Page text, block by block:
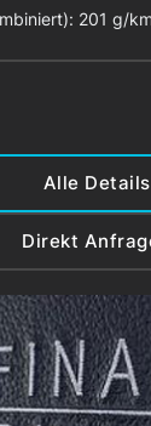
201 g/km
Alle Details
Direkt